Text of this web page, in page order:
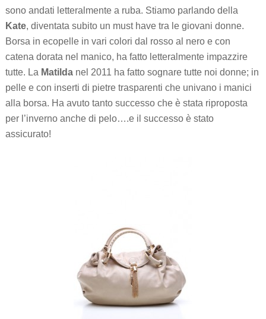
sono andati letteralmente a ruba. Stiamo parlando della
Kate, diventata subito un must have tra le giovani donne.
Borsa in ecopelle in vari colori dal rosso al nero e con
catena dorata nel manico, ha fatto letteralmente impazzire
tutte. La Matildanel 2011 ha fatto sognare tutte noi donne; in
pelle e con inserti di pietre trasparenti che univano i manici
alla borsa. Ha avuto tanto successo che è stata riproposta
per l’inverno anche di pelo….e il successo è stato
assicurato!